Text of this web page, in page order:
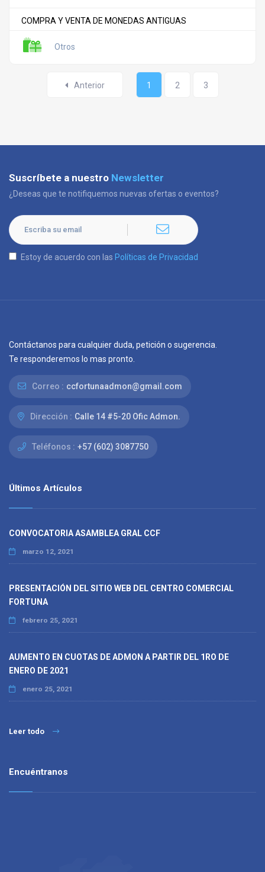
COMPRA Y VENTA DE MONEDAS ANTIGUAS
Otros
Anterior 1 2 3
Suscríbete a nuestro Newsletter
¿Deseas que te notifiquemos nuevas ofertas o eventos?
Estoy de acuerdo con las Políticas de Privacidad
Contáctanos para cualquier duda, petición o sugerencia.
Te responderemos lo mas pronto.
Correo : ccfortunaadmon@gmail.com
Dirección : Calle 14 #5-20 Ofic Admon.
Teléfonos : +57 (602) 3087750
Últimos Artículos
CONVOCATORIA ASAMBLEA GRAL CCF
marzo 12, 2021
PRESENTACIÓN DEL SITIO WEB DEL CENTRO COMERCIAL
FORTUNA
febrero 25, 2021
AUMENTO EN CUOTAS DE ADMON A PARTIR DEL 1RO DE
ENERO DE 2021
enero 25, 2021
Leer todo
Encuéntranos